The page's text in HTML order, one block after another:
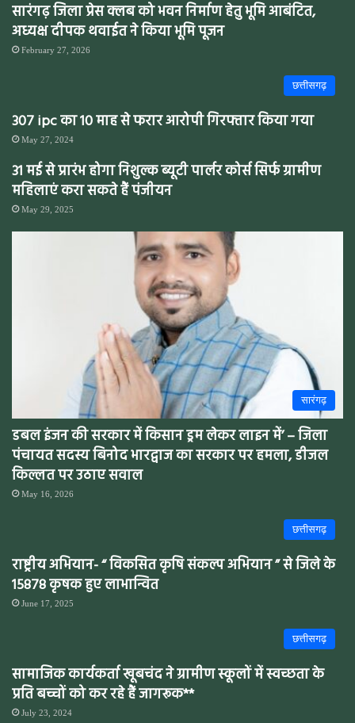
सारंगढ़ जिला प्रेस क्लब को भवन निर्माण हेतु भूमि आबंटित,
अध्यक्ष दीपक थवाईत ने किया भूमि पूजन
February 27, 2026
छत्तीसगढ़
307 ipc का 10 माह से फरार आरोपी गिरफ्तार किया गया
May 27, 2024
31 मई से प्रारंभ होगा निशुल्क ब्यूटी पार्लर कोर्स सिर्फ ग्रामीण
महिलाएं करा सकते हैं पंजीयन
May 29, 2025
सारंगढ़
डबल इंजन की सरकार में किसान ड्रम लेकर लाइन में’ – जिला
पंचायत सदस्य बिनोद भारद्वाज का सरकार पर हमला, डीजल
किल्लत पर उठाए सवाल
May 16, 2026
छत्तीसगढ़
राष्ट्रीय अभियान- “ विकसित कृषि संकल्प अभियान ” से जिले के
15878 कृषक हुए लाभान्वित
June 17, 2025
छत्तीसगढ़
सामाजिक कार्यकर्ता खूबचंद ने ग्रामीण स्कूलों में स्वच्छता के
प्रति बच्चों को कर रहे हैं जागरूक**
July 23, 2024